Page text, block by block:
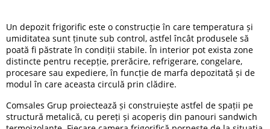
Un depozit frigorific este o construcție în care temperatura și
umiditatea sunt ținute sub control, astfel încât produsele să
poată fi păstrate în condiții stabile. În interior pot exista zone
distincte pentru recepție, prerăcire, refrigerare, congelare,
procesare sau expediere, în funcție de marfa depozitată și de
modul în care aceasta circulă prin clădire.
Comsales Grup proiectează și construiește astfel de spații pe
structură metalică, cu pereți și acoperiș din panouri sandwich